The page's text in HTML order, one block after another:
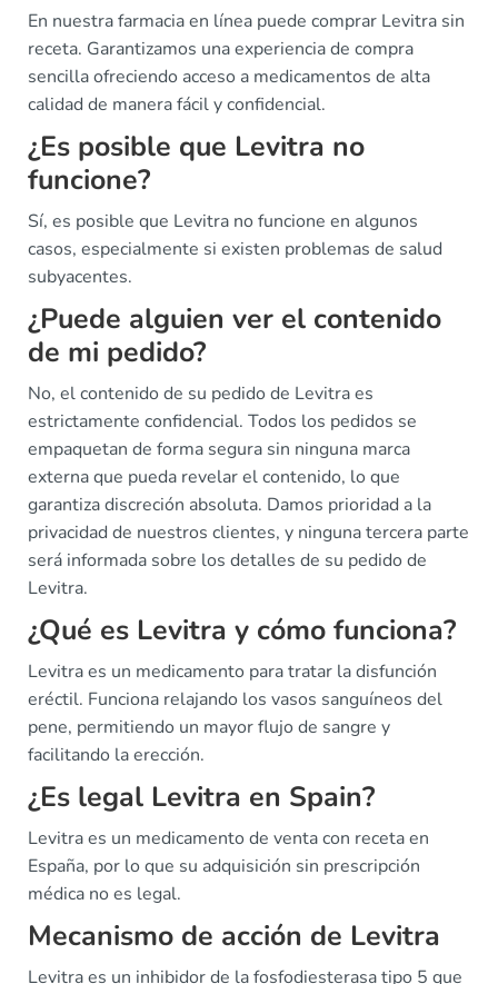
En nuestra farmacia en línea puede comprar Levitra sin
receta. Garantizamos una experiencia de compra
sencilla ofreciendo acceso a medicamentos de alta
calidad de manera fácil y confidencial.
¿Es posible que Levitra no
funcione?
Sí, es posible que Levitra no funcione en algunos
casos, especialmente si existen problemas de salud
subyacentes.
¿Puede alguien ver el contenido
de mi pedido?
No, el contenido de su pedido de Levitra es
estrictamente confidencial. Todos los pedidos se
empaquetan de forma segura sin ninguna marca
externa que pueda revelar el contenido, lo que
garantiza discreción absoluta. Damos prioridad a la
privacidad de nuestros clientes, y ninguna tercera parte
será informada sobre los detalles de su pedido de
Levitra.
¿Qué es Levitra y cómo funciona?
Levitra es un medicamento para tratar la disfunción
eréctil. Funciona relajando los vasos sanguíneos del
pene, permitiendo un mayor flujo de sangre y
facilitando la erección.
¿Es legal Levitra en Spain?
Levitra es un medicamento de venta con receta en
España, por lo que su adquisición sin prescripción
médica no es legal.
Mecanismo de acción de Levitra
Levitra es un inhibidor de la fosfodiesterasa tipo 5 que